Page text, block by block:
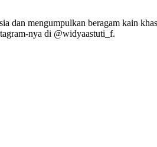
mengumpulkan beragam kain
nya di @widyaastuti_f.